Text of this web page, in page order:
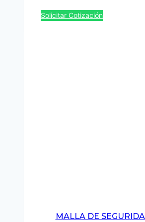
Solicitar Cotización
MALLA DE